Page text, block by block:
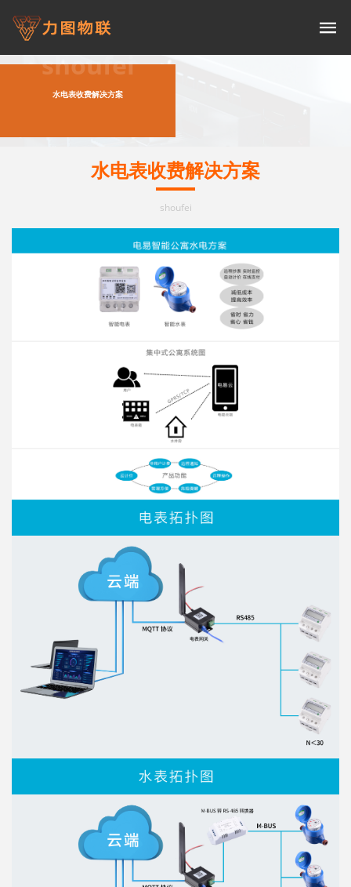
水电表收费解决方案
shoufei
水电表收费解决方案
shoufei